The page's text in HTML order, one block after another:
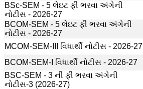
BSc-SEM - 5 લેઇટ ફી ભરવા અંગેની
નોટીસ - 2026-27
BCOM-SEM - 5 લેઇટ ફી ભરવા અંગેની
નોટીસ - 2026-27
MCOM-SEM-III વિધાર્થી નોટીસ - 2026-27
BCOM-SEM-I વિધાર્થી નોટીસ - 2026-27
BSC-SEM - 3 ની ફી ભરવા અંગેની
નોટીસ-3 (2026-27)